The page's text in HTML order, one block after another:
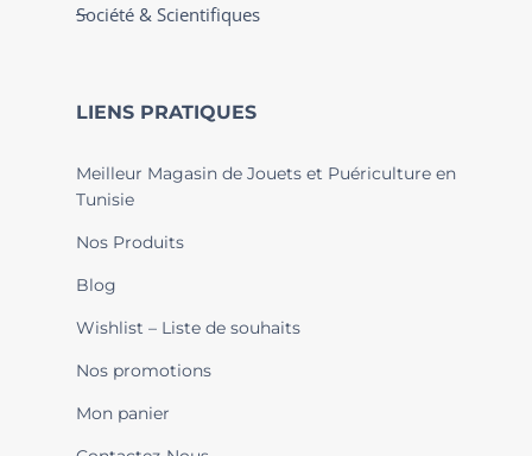
Société & Scientifiques
LIENS PRATIQUES
Meilleur Magasin de Jouets et Puériculture en
Tunisie
Nos Produits
Blog
Wishlist – Liste de souhaits
Nos promotions
Mon panier